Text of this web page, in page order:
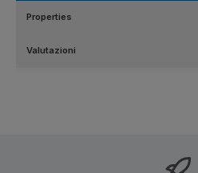
Properties
Valutazioni